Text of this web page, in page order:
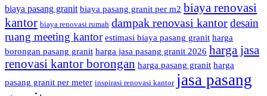
biaya pasang granit biaya pasang granit per m2 biaya renovasi
kantor biaya renovasi rumah dampak renovasi kantordesain
ruang meeting kantor estimasi biaya pasang granit harga
borongan pasang granit harga jasa pasang granit 2026 harga jasa
renovasi kantor borongan harga pasang granit harga
pasang granit per meter inspirasi renovasi kantor jasa pasang